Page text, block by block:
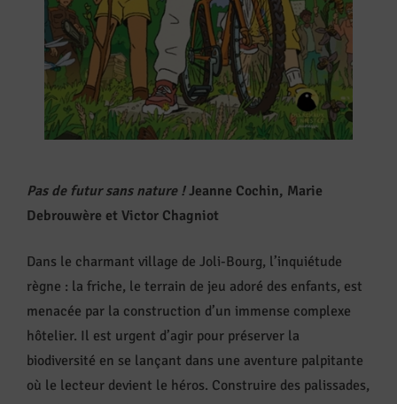
Pas de futur sans nature !Jeanne Cochin, Marie
Debrouwère et Victor Chagniot
Dans le charmant village de Joli-Bourg, l’inquiétude
règne : la friche, le terrain de jeu adoré des enfants, est
menacée par la construction d’un immense complexe
hôtelier. Il est urgent d’agir pour préserver la
biodiversité en se lançant dans une aventure palpitante
où le lecteur devient le héros. Construire des palissades,